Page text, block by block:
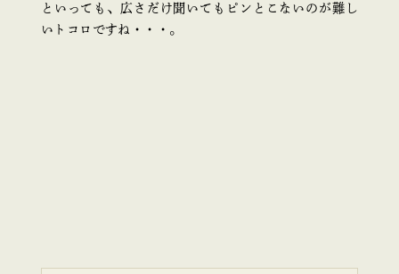
といっても、広さだけ聞いてもピンとこないのが難し
いトコロですね・・・。